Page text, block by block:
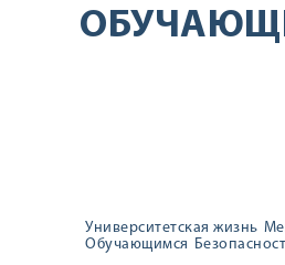
Университетская жизнь
Обучающимся